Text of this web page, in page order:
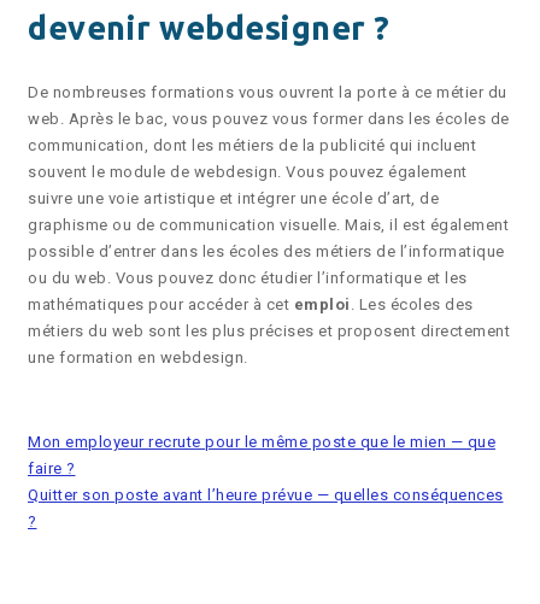
devenir webdesigner ?
De nombreuses formations vous ouvrent la porte à ce métier du
web. Après le bac, vous pouvez vous former dans les écoles de
communication, dont les métiers de la publicité qui incluent
souvent le module de webdesign. Vous pouvez également
suivre une voie artistique et intégrer une école d’art, de
graphisme ou de communication visuelle. Mais, il est également
possible d’entrer dans les écoles des métiers de l’informatique
ou du web. Vous pouvez donc étudier l’informatique et les
mathématiques pour accéder à cet emploi . Les écoles des
métiers du web sont les plus précises et proposent directement
une formation en webdesign.
Mon employeur recrute pour le même poste que le mien — que
faire ?
Quitter son poste avant l’heure prévue — quelles conséquences
?